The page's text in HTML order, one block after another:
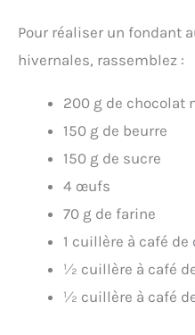
Pour réaliser un fondant
hivernales, rassemblez :
200 g de chocolat
150 g de beurre
150 g de sucre
4 œufs
70 g de farine
1 cuillère à café de
½ cuillère à café
½ cuillère à café